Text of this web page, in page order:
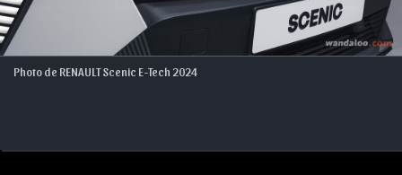
Photo de RENAULT Scenic E-Tech 2024